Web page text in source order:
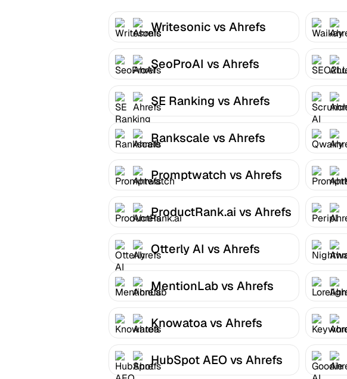
Writesonic vs Ahrefs
SeoProAI vs Ahrefs
SE Ranking vs Ahrefs
Rankscale vs Ahrefs
Promptwatch vs Ahrefs
ProductRank.ai vs Ahrefs
Otterly AI vs Ahrefs
MentionLab vs Ahrefs
Knowatoa vs Ahrefs
HubSpot AEO vs Ahrefs